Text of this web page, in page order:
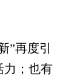
再度引
力；也有